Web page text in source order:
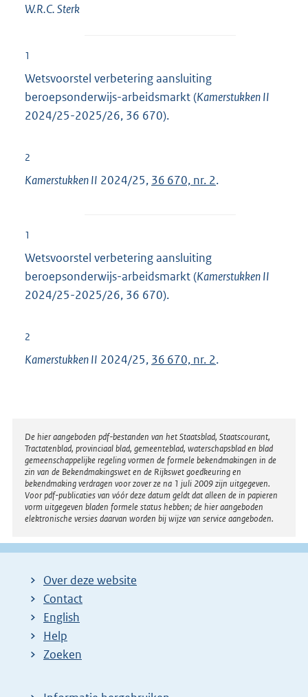
W.R.C.Sterk
1
Wetsvoorstel verbetering aansluiting
beroepsonderwijs-arbeidsmarkt (Kamerstukken II
2024/25-2025/26, 36 670).
2
Kamerstukken II 2024/25, 36 670, nr. 2.
1
Wetsvoorstel verbetering aansluiting
beroepsonderwijs-arbeidsmarkt (Kamerstukken II
2024/25-2025/26, 36 670).
2
Kamerstukken II 2024/25, 36 670, nr. 2.
Disclaimer
De hier aangeboden pdf-bestanden van het Staatsblad, Staatscourant,
Tractatenblad, provinciaal blad, gemeenteblad, waterschapsblad en blad
gemeenschappelijke regeling vormen de formele bekendmakingen in de
zin van de Bekendmakingswet en de Rijkswet goedkeuring en
bekendmaking verdragen voor zover ze na 1 juli 2009 zijn uitgegeven.
Voor pdf-publicaties van vóór deze datum geldt dat alleen de in papieren
vorm uitgegeven bladen formele status hebben; de hier aangeboden
elektronische versies daarvan worden bij wijze van service aangeboden.
Over deze website
Contact
English
Help
Zoeken